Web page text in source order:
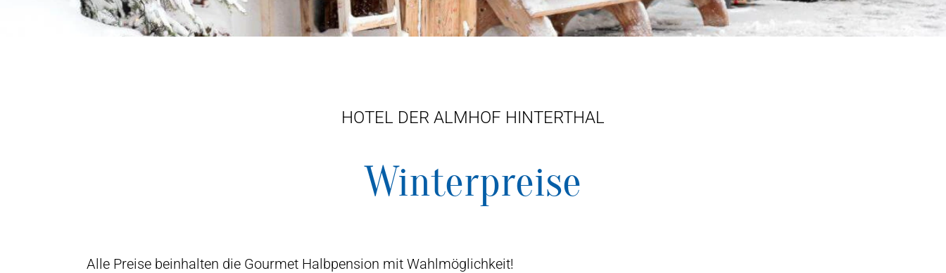
HOTEL DER ALMHOF HINTERTHAL
Winterpreise
Alle Preise beinhalten die Gourmet Halbpension mit Wahlmöglichkeit!